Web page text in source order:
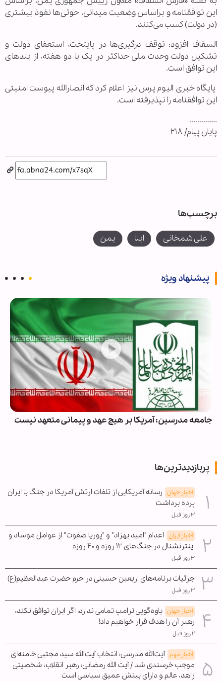
این توافقنامه و براساس وضعیت ‌میدانی، حوثی‌ها نفوذ بیشتری
(در دولت) کسب می‌کنند.
السقاف افزود: توقف درگیری‌ها در پایتخت، استعفای دولت و
تشکیل دولت وحدت ملی حداکثر در یک یا دو هفته، از بندهای
این توافق است.
پایگاه خبری الیوم پرس نیز اعلام کرد که انصارالله پیوست امنیتی
این توافقنامه را نپذیرفته است.
..............
پایان پیام/ ۲۱۸
برچسب‌ها
علی شمخانی ابنا یمن
پیشنهاد ویژه
جامعه مدرسین: آمریکا بر هیچ عهد و پیمانی متعهد نیست
پربازدیدترین‌ها
اخبار جهان رسانه آمریکایی از تلفات ارتش آمریکا در جنگ با ایران
پرده برداشت
۳ روز قبل
اخبار ایران اعدام "امید بهزاد" و "پوریا صفوت" از عوامل موساد و
اینترنشنال در جنگ‌های ۱۲ روزه و ۴۰ روزه
۳ روز قبل
جزئیات برنامه‌های اربعین حسینی در حرم حضرت عبدالعظیم(ع)
۳ روز قبل
اخبار جهان یاوه‌گویی ترامپ تمامی ندارد؛ اگر ایران توافق نکند،
رهبر آن را هدف قرار خواهیم داد!
۲ روز قبل
اخبار مهم آیت‌الله مدرسی: انتخاب آیت‌الله سید مجتبی خامنه‌ای
موجب خرسندی شد / آیت الله رمضانی: رهبر انقلاب، شخصیتی
زاهد، عالم و دارای بینش عمیق سیاسی است